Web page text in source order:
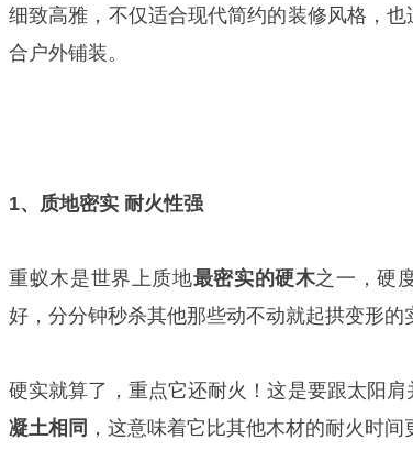
细致高雅，不仅适合现代简约的装修风格，
合户外铺装。
1、质地密实 耐火性强
重蚁木是世界上质地最密实的硬木之一，硬
好，分分钟秒杀其他那些动不动就起拱变形的
硬实就算了，重点它还耐火！这是要跟太阳
凝土相同 ，这意味着它比其他木材的耐火时间